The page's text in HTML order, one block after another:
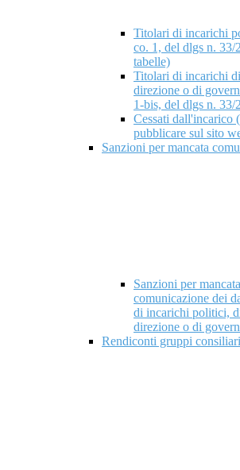
Titolari di incarichi
co. 1, del dlgs n. 33/
tabelle)
Titolari di incarichi
direzione o di
1-bis, del dlgs n. 33/
Cessati dall'incarico
pubblicare sul sito
Sanzioni per mancata
Sanzioni per
comunicazione dei
di incarichi politici,
direzione o di
Rendiconti gruppi